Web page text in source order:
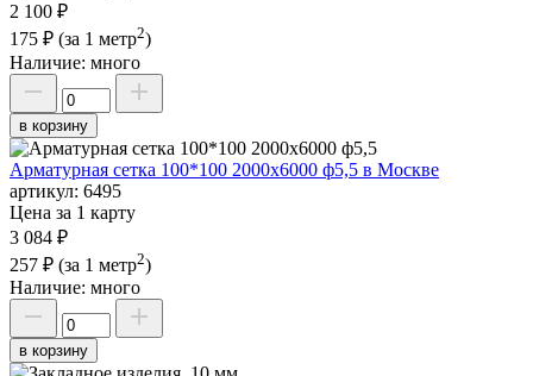
2 100 ₽
175 ₽ (за 1 метр2)
Наличие: много
в корзину
Арматурная сетка 100*100 2000х6000 ф5,5 в Москве
артикул: 6495
Цена за 1 карту
3 084 ₽
257 ₽ (за 1 метр2)
Наличие: много
в корзину